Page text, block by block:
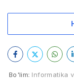
Bo'lim: Informatika